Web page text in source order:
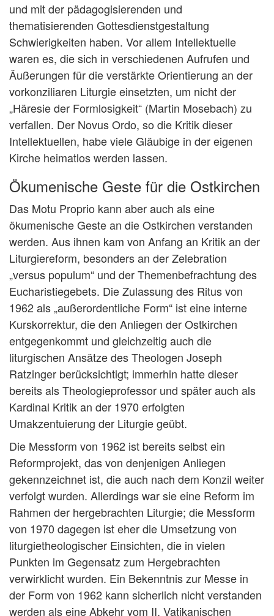
und mit der pädagogisierenden und
thematisierenden Gottesdienstgestaltung
Schwierigkeiten haben. Vor allem Intellektuelle
waren es, die sich in verschiedenen Aufrufen und
Äußerungen für die verstärkte Orientierung an der
vorkonziliaren Liturgie einsetzten, um nicht der
„Häresie der Formlosigkeit“ (Martin Mosebach) zu
verfallen. Der Novus Ordo, so die Kritik dieser
Intellektuellen, habe viele Gläubige in der eigenen
Kirche heimatlos werden lassen.
Ökumenische Geste für die Ostkirchen
Das Motu Proprio kann aber auch als eine
ökumenische Geste an die Ostkirchen verstanden
werden. Aus ihnen kam von Anfang an Kritik an der
Liturgiereform, besonders an der Zelebration
„versus populum“ und der Themenbefrachtung des
Eucharistiegebets. Die Zulassung des Ritus von
1962 als „außerordentliche Form“ ist eine interne
Kurskorrektur, die den Anliegen der Ostkirchen
entgegenkommt und gleichzeitig auch die
liturgischen Ansätze des Theologen Joseph
Ratzinger berücksichtigt; immerhin hatte dieser
bereits als Theologieprofessor und später auch als
Kardinal Kritik an der 1970 erfolgten
Umakzentuierung der Liturgie geübt.
Die Messform von 1962 ist bereits selbst ein
Reformprojekt, das von denjenigen Anliegen
gekennzeichnet ist, die auch nach dem Konzil weiter
verfolgt wurden. Allerdings war sie eine Reform im
Rahmen der hergebrachten Liturgie; die Messform
von 1970 dagegen ist eher die Umsetzung von
liturgietheologischer Einsichten, die in vielen
Punkten im Gegensatz zum Hergebrachten
verwirklicht wurden. Ein Bekenntnis zur Messe in
der Form von 1962 kann sicherlich nicht verstanden
werden als eine Abkehr vom II. Vatikanischen